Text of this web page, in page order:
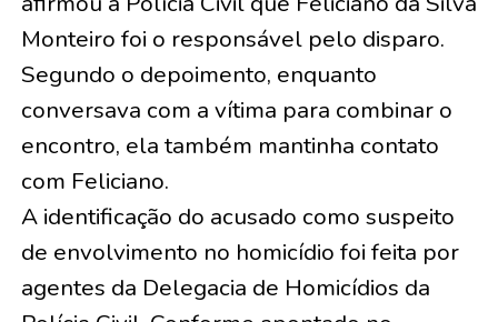
Monteiro foi o responsável pelo disparo.
Segundo o depoimento, enquanto
conversava com a vítima para combinar o
encontro, ela também mantinha contato
com Feliciano.
A identificação do acusado como suspeito
de envolvimento no homicídio foi feita por
agentes da Delegacia de Homicídios da